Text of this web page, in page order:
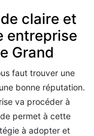
claire et
entreprise
Grand
faut trouver une
bonne réputation.
va procéder à
permet à cette
à adopter et